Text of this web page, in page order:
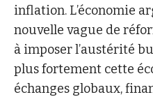
inflation. L’économie
nouvelle vague de
à imposer l’austérité
plus fortement cette
échanges globaux,